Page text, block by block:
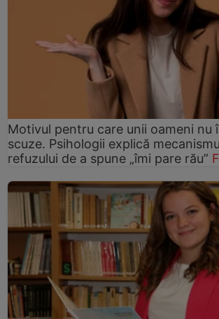
Motivul pentru care unii oameni nu
scuze. Psihologii explică
refuzului de a spune „îmi pare rău”